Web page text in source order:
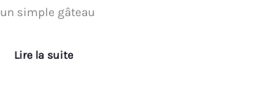
un simple gâteau
Lire la suite